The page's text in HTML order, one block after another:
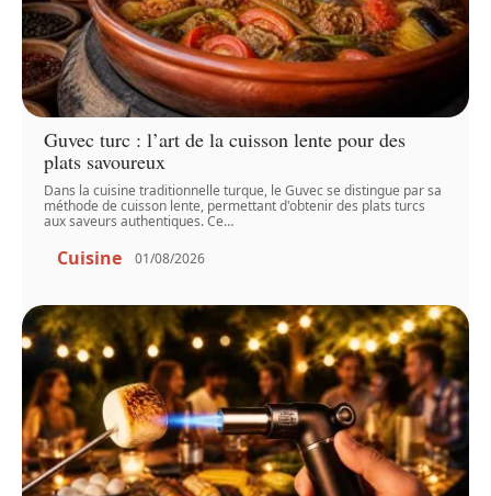
Guvec turc : l’art de la cuisson lente pour des
plats savoureux
Dans la cuisine traditionnelle turque, le Guvec se distingue par sa
méthode de cuisson lente, permettant d'obtenir des plats turcs
aux saveurs authentiques. Ce…
Cuisine 01/08/2026